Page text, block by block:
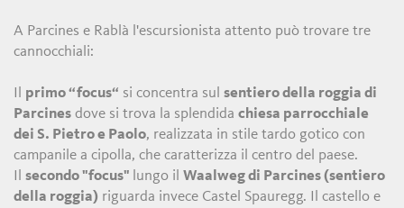
A Parcines e Rablà l'escursionista attento può trovare tre
cannocchiali:
primo “focus“ si concentra sulsentiero della roggia di
Parcines dove si trova la splendidachiesa parrocchiale
dei S. Pietro e Paolo, realizzata in stile tardo gotico con
campanile a cipolla, che caratterizza il centro del paese.
Ilsecondo "focus" lungo ilWaalweg di Parcines (sentiero
della roggia) riguarda invece Castel Spauregg. Il castello e